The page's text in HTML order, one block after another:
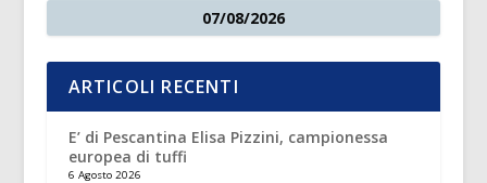
07/08/2026
ARTICOLI RECENTI
E’ di Pescantina Elisa Pizzini, campionessa
europea di tuffi
6 Agosto 2026